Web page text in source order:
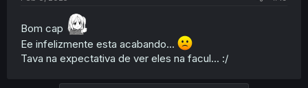
Bom cap
Ee infelizmente esta acabando...
Tava na expectativa de ver eles na facul... :/